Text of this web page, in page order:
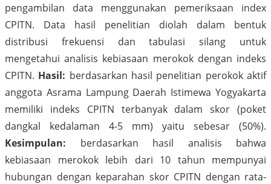
pengambilan data menggunakan pemeriksaan index
CPITN. Data hasil penelitian diolah dalam bentuk
distribusi frekuensi dan tabulasi silang untuk
mengetahui analisis kebiasaan merokok dengan indeks
CPITN. Hasil: berdasarkan hasil penelitian perokok aktif
anggota Asrama Lampung Daerah Istimewa Yogyakarta
memiliki indeks CPITN terbanyak dalam skor (poket
dangkal kedalaman 4-5 mm) yaitu sebesar (50%).
Kesimpulan: berdasarkan hasil analisis bahwa
kebiasaan merokok lebih dari 10 tahun mempunyai
hubungan dengan keparahan skor CPITN dengan rata-